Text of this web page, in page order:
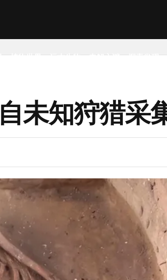
植物世界 远古生物 未解之谜 探索发现
未知狩猎采